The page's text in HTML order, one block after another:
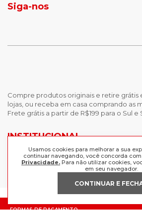
Usamos cookies para melhorar a sua
continuar navegando, você concorda com
Privacidade. Para não utilizar cookies,
em seu navegador.
CONTINUAR E
calças femininas
Siga-nos
Compre produtos originais e retire grátis
lojas, ou receba em casa comprando as
Frete grátis a partir de R$199 para o Sul e
INSTITUCIONAL
Nossas Lojas
Trabalhe Conosco
POLÍTICAS
Política de Privacidade
Trocas e devoluções
Política de pagamento
Fale Conosco
FORMAS DE PAGAMENTO